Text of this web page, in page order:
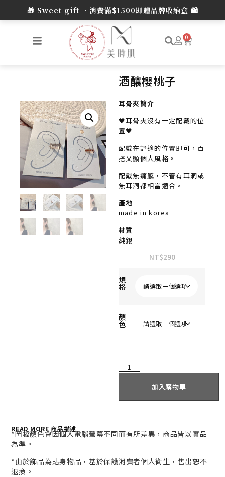
0
酒釀櫻桃子
耳骨夾簡介
🖤耳骨夾沒有一定配戴的位
置🖤
配戴在舒適的位置即可，百
搭又顯個人風格。
配戴無痛感，不管有耳洞或
無耳洞都相當適合。
產地
made in korea
材質
純銀
NT$290
規
格
顏
色
加入購物車
READ MORE 商品描述
*圖檔顏色會因個人電腦螢幕不同而有所差異，商品皆以實品
為準。
*由於飾品為貼身物品，基於保護消費者個人衛生， 售出恕不
退換。